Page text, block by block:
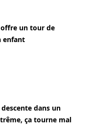
un tour de
enfant
dans un
ça tourne mal